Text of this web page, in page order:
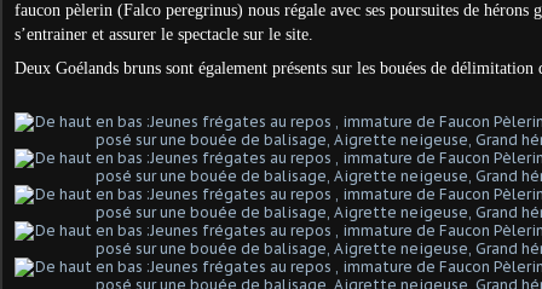
faucon pèlerin (Falco peregrinus) nous régale avec ses poursuites de hérons
s’entrainer et assurer le spectacle sur le site.
Deux Goélands bruns sont également présents sur les bouées de délimitation